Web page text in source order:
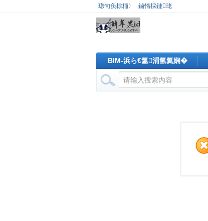
璁句负棣栭〉 鏀惰棌鏈珯
BIM-浜ら€氳涓氫氦娴�